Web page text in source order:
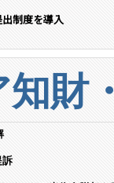
制度を導入
知財
訴